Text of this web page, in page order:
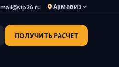
mail@vip26.ru Армавир
ПОЛУЧИТЬ РАСЧЕТ